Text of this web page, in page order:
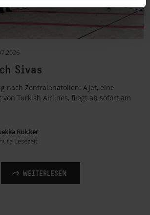
Sivas
nach Zentralanatolien: AJet, eine
von Turkish Airlines, fliegt ab sofort am
Rülcker
Lesezeit
WEITERLESEN